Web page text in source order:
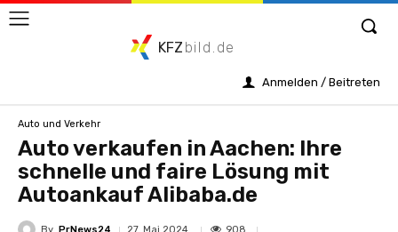
KFZ bild.de
Anmelden / Beitreten
Auto und Verkehr
Auto verkaufen in Aachen: Ihre
schnelle und faire Lösung mit
Autoankauf Alibaba.de
By PrNews24 908